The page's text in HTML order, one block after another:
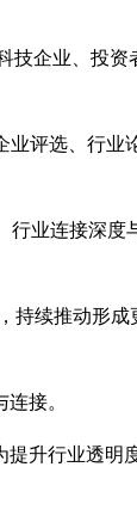
技企业、投资
业评选、行业
行业连接深度
持续推动形成
接。
升行业透明